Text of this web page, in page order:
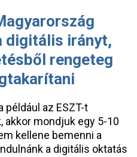
digitális irányt,
rengeteg
például az ESZT-t
mondjuk egy 5-10
kellene bemenni a
a digitális oktatás